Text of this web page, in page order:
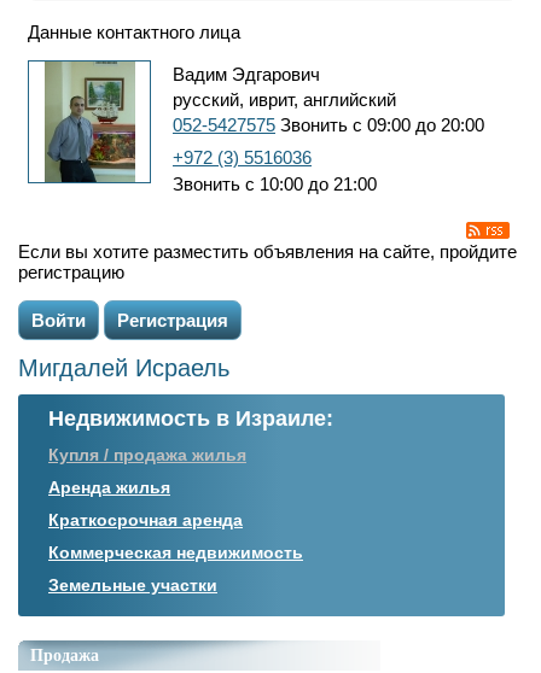
Данные контактного лица
Вадим Эдгарович
русский, иврит, английский
052-5427575 Звонить с 09:00 до 20:00
+972 (3) 5516036
Звонить с 10:00 до 21:00
Если вы хотите разместить объявления на сайте, пройдите
регистрацию
Войти Регистрация
Мигдалей Исраель
Недвижимость в Израиле:
Купля / продажа жилья
Аренда жилья
Краткосрочная аренда
Коммерческая недвижимость
Земельные участки
Продажа